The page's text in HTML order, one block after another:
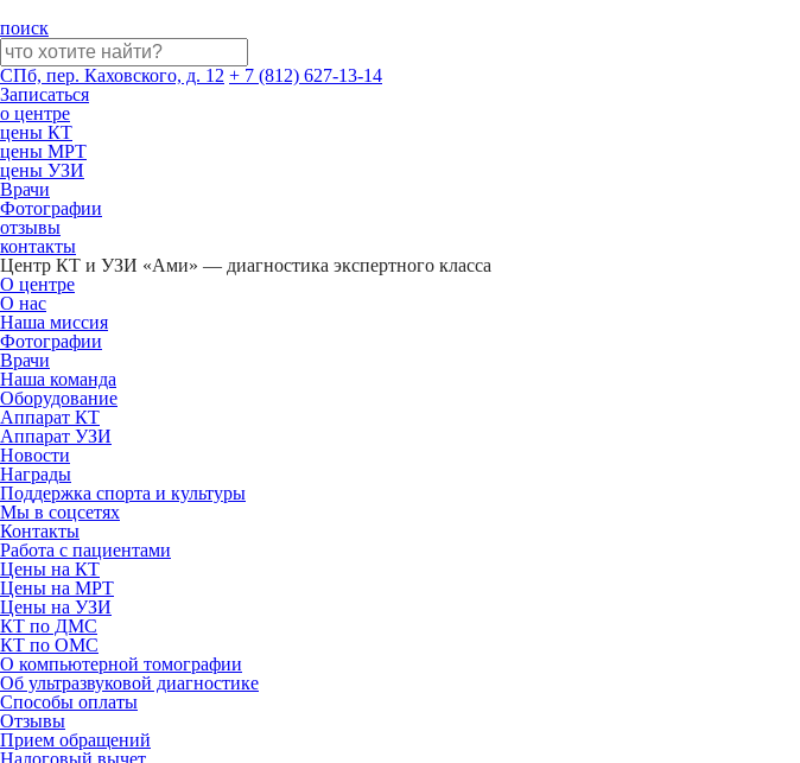
поиск
СПб, пер. Каховского, д. 12 + 7 (812) 627-13-14
Записаться
о центре
цены КТ
цены МРТ
цены УЗИ
Врачи
Фотографии
отзывы
контакты
Центр КТ и УЗИ «Ами» — диагностика экспертного класса
О центре
О нас
Наша миссия
Фотографии
Врачи
Наша команда
Оборудование
Аппарат КТ
Аппарат УЗИ
Новости
Награды
Поддержка спорта и культуры
Мы в соцсетях
Контакты
Работа с пациентами
Цены на КТ
Цены на МРТ
Цены на УЗИ
КТ по ДМС
КТ по ОМС
О компьютерной томографии
Об ультразвуковой диагностике
Способы оплаты
Отзывы
Прием обращений
Налоговый вычет